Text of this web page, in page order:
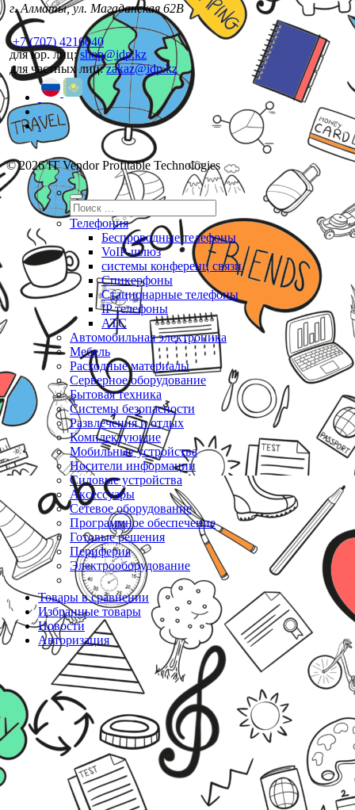
г. Алматы, ул. Магаданская 62В
+7 (707) 4216040
для юр. лиц:shop@idp.kz
для частных лиц:zakaz@idp.kz
© 2026 IT Vendor Profitable Technologies
Телефония
Беспроводные телефоны
VoIP-шлюз
системы конференц связи
Спикерфоны
Стационарные телефоны
IP телефоны
АТС
Автомобильная электроника
Мебель
Расходные материалы
Серверное оборудование
Бытовая техника
Системы безопасности
Развлечения и отдых
Комплектующие
Мобильные устройства
Носители информации
Силовые устройства
Аксессуары
Сетевое оборудование
Программное обеспечение
Готовые решения
Периферия
Электрооборудование
Товары в сравнении
Избранные товары
Новости
Авторизация